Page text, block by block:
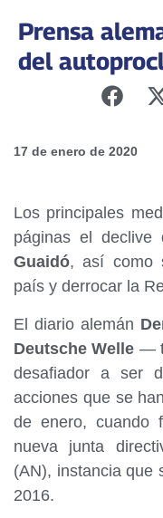
Prensa
del
17 de enero de 2020
Los principales
páginas el declive
Guaidó, así como
país y derrocar la
El diario alemán
Deutsche Welle —
desafiador a ser
acciones que se
de enero, cuando
nueva junta
(AN), instancia que
2016.